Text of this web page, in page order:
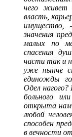
чего живет
власть,
имущество,
значения
малых по
спасения
части так и
уже нынче
единожды
Одел
больного
открыта нам
любой
способен
в вечности